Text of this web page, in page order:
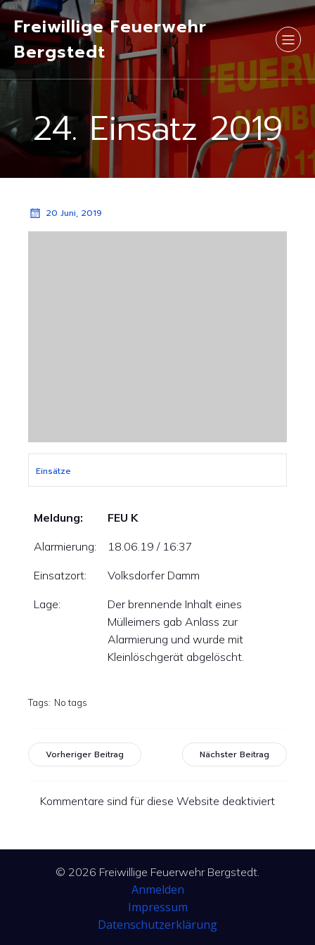
Freiwillige Feuerwehr
Bergstedt
24. Einsatz 2019
20 Juni, 2019
Einsätze
Meldung: FEU K
Alarmierung: 18.06.19 / 16:37
Einsatzort: Volksdorfer Damm
Lage:
Der brennende Inhalt eines
Mülleimers gab Anlass zur
Alarmierung und wurde mit
Kleinlöschgerät abgelöscht.
Tags: No tags
Vorheriger Beitrag Nächster Beitrag
Kommentare sind für diese Website deaktiviert
© 2026 Freiwillige Feuerwehr Bergstedt.
Anmelden
Impressum
Datenschutzerklärung